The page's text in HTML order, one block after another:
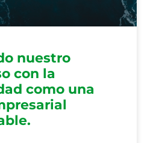
nuestro
con la
como una